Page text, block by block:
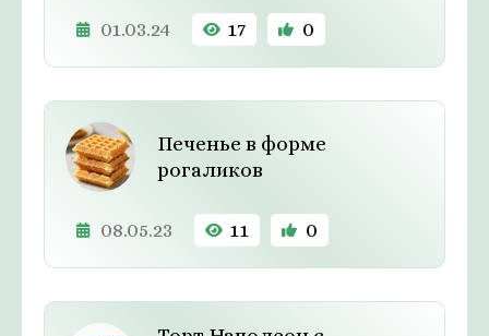
01.03.24 17 0
Печенье в форме
рогаликов
08.05.23 11 0